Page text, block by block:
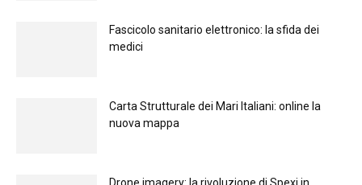
Fascicolo sanitario elettronico: la sfida dei
medici
Carta Strutturale dei Mari Italiani: online la
nuova mappa